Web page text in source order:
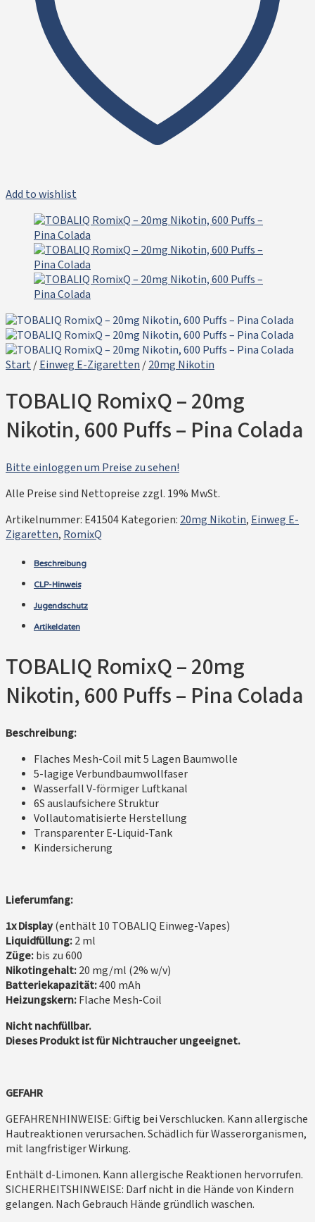
Add to wishlist
Start/Einweg E-Zigaretten /20mg Nikotin
TOBALIQ RomixQ – 20mg
Nikotin, 600 Puffs – Pina Colada
Bitte einloggen um Preise zu sehen!
Alle Preise sind Nettopreise zzgl. 19% MwSt.
Artikelnummer: E41504Kategorien: 20mg Nikotin, Einweg E-
Zigaretten, RomixQ
Beschreibung
CLP-Hinweis
Jugendschutz
Artikeldaten
TOBALIQ RomixQ – 20mg
Nikotin, 600 Puffs – Pina Colada
Beschreibung:
Flaches Mesh-Coil mit 5 Lagen Baumwolle
5-lagige Verbundbaumwollfaser
Wasserfall V-förmiger Luftkanal
6S auslaufsichere Struktur
Vollautomatisierte Herstellung
Transparenter E-Liquid-Tank
Kindersicherung
Lieferumfang:
1x Display(enthält 10 TOBALIQ Einweg-Vapes)
Liquidfüllung:2 ml
Züge:bis zu 600
Nikotingehalt:20 mg/ml (2% w/v)
Batteriekapazität:400 mAh
Heizungskern:Flache Mesh-Coil
Nicht nachfüllbar.
Dieses Produkt ist für Nichtraucher ungeeignet.
GEFAHR
GEFAHRENHINWEISE: Giftig bei Verschlucken. Kann allergische
Hautreaktionen verursachen. Schädlich für Wasserorganismen,
mit langfristiger Wirkung.
Enthält d-Limonen. Kann allergische Reaktionen hervorrufen.
SICHERHEITSHINWEISE: Darf nicht in die Hände von Kindern
gelangen. Nach Gebrauch Hände gründlich waschen.